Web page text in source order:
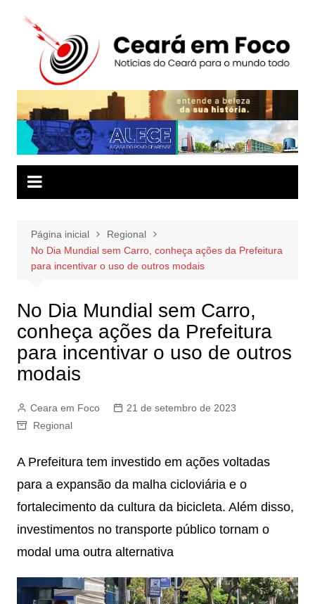
conteúdo
Página inicial
Regional
No Dia Mundial sem Carro, conheça ações da Prefeitura
para incentivar o uso de outros modais
No Dia Mundial sem Carro,
conheça ações da Prefeitura
para incentivar o uso de outros
modais
Ceara em Foco
21 de setembro de 2023
Regional
A Prefeitura tem investido em ações voltadas
para a expansão da malha cicloviária e o
fortalecimento da cultura da bicicleta. Além disso,
investimentos no transporte público tornam o
modal uma outra alternativa